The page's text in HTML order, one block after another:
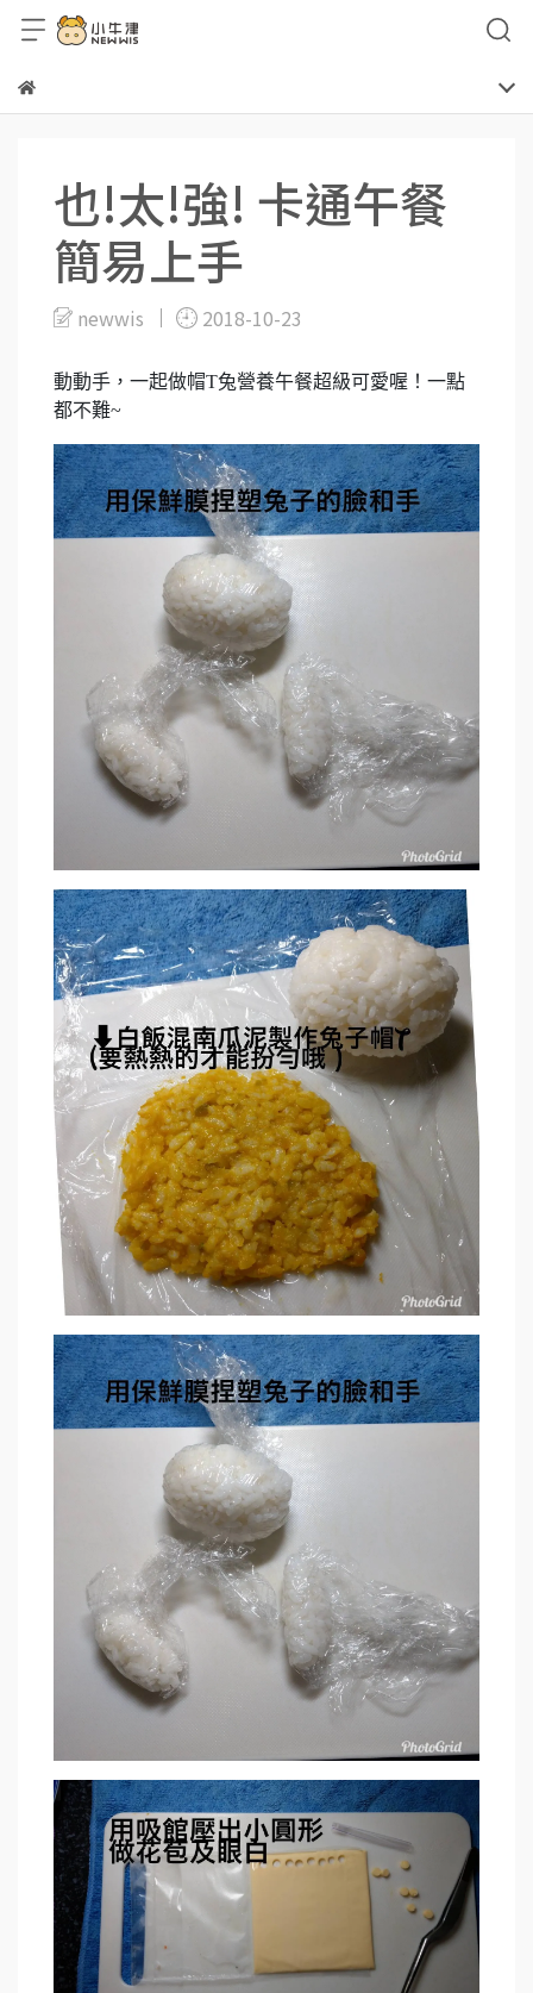
也!太!強! 卡通午餐
簡易上手
newwis 2018-10-23
動動手，一起做帽T兔營養午餐超級可愛喔！一點
都不難~